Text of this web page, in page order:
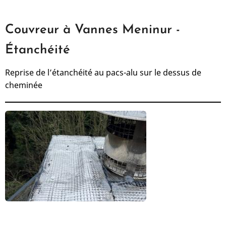
Couvreur à Vannes Meninur -
Étanchéité
Reprise de l’étanchéité au pacs-alu sur le dessus de
cheminée